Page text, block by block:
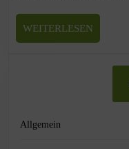
WEITERLESEN
Allgemein